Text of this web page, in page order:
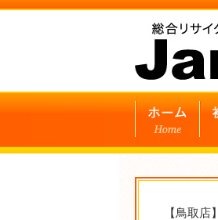
【鳥取